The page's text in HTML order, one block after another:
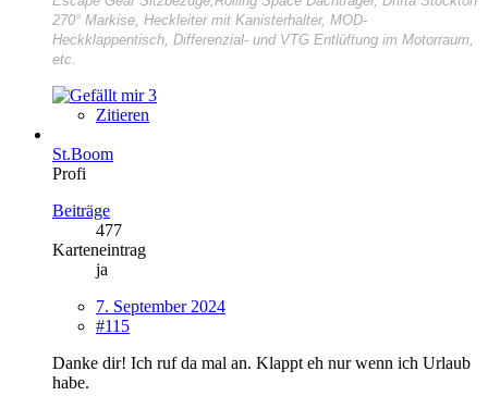
270° Markise, Heckleiter mit Kanisterhalter, MOD-
Heckklappentisch, Differenzial- und VTG Entlüftung im Motorraum,
etc.
3
Zitieren
St.Boom
Profi
Beiträge
477
Karteneintrag
ja
7. September 2024
#115
Danke dir! Ich ruf da mal an. Klappt eh nur wenn ich Urlaub
habe.